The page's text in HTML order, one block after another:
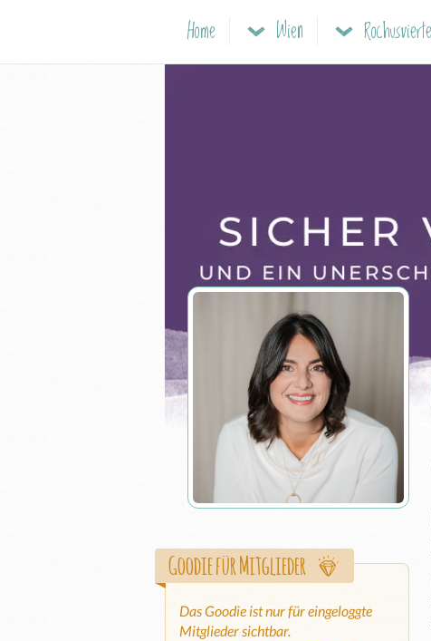
Home Wien
Goodie für Mitglieder
Das Goodie ist nur für eingeloggte
Mitglieder sichtbar.